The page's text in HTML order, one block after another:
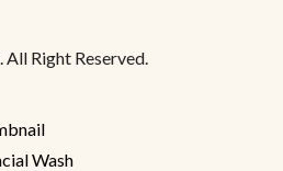
Right Reserved.
Wash